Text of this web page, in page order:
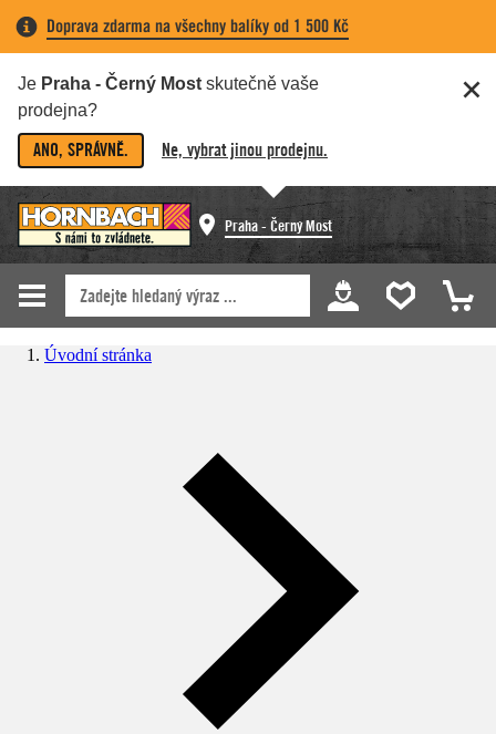
Doprava zdarma na všechny balíky od 1 500 Kč
Je Praha - Černý Most skutečně vaše
prodejna?
ANO, SPRÁVNĚ. Ne, vybrat jinou prodejnu.
Praha - Černý Most
Úvodní stránka